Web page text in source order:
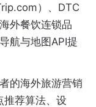
）、DTC
外餐饮连锁品
航与地图API提
的海外旅游营销
推荐算法、设